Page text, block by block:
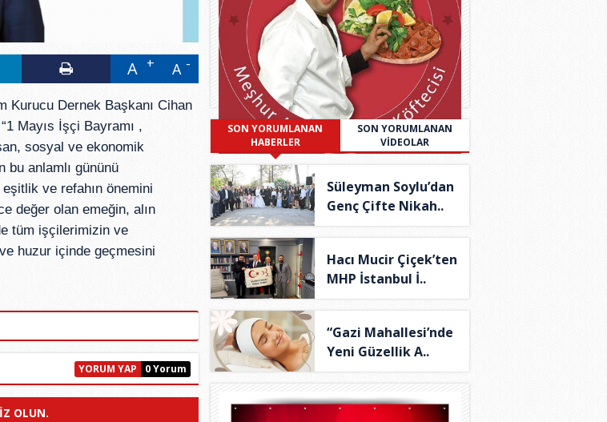
A A
Kurucu Dernek Başkanı Cihan
Mayıs İşçi Bayramı ,
sosyal ve ekonomik
bu anlamlı gününü
ve refahın önemini
değer olan emeğin, alın
tüm işçilerimizin ve
huzur içinde geçmesini
0 Yorum
YORUM YAP
OLUN.
SON YORUMLANAN
HABERLER
SON YORUMLANAN
VİDEOLAR
Süleyman Soylu’dan
Genç Çifte Nikah..
Hacı Mucir Çiçek’ten
MHP İstanbul İ..
“Gazi Mahallesi’nde
Yeni Güzellik A..